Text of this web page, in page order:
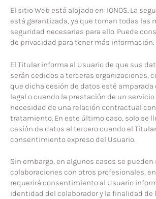
El sitio Web está alojado en: IONOS. La
está garantizada, ya que toman todas las
seguridad necesarias para ello. Puede
de privacidad para tener más información.
El Titular informa al Usuario de que sus
serán cedidos a terceras organizaciones,
que dicha cesión de datos esté amparada
legal o cuando la prestación de un
necesidad de una relación contractual
tratamiento. En este último caso, solo se
cesión de datos al tercero cuando el
consentimiento expreso del Usuario.
Sin embargo, en algunos casos se pueden
colaboraciones con otros profesionales,
requerirá consentimiento al Usuario
identidad del colaborador y la finalidad de